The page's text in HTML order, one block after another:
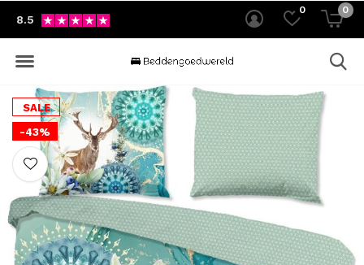
0 0
8.5
SALE
-43%